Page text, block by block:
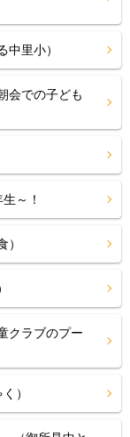
里小）
会での子ども
～！
クラブのプー
）